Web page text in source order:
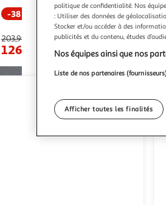
-38 %
Livraison dès 1/2 semaines
203,99€
126,99€
politique de confidentialité. Nos
: Utiliser des données de
Stocker et/ou accéder à des
publicités et du contenu, études
Nos équipes ainsi que nos
Liste de nos partenaires
Afficher toutes les finalités